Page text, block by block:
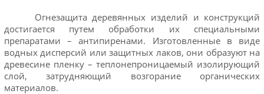
Огнезащита деревянных изделий и конструкций
достигается путем обработки их специальными
препаратами – антипиренами. Изготовленные в виде
водных дисперсий или защитных лаков, они образуют на
древесине пленку – теплонепроницаемый изолирующий
слой, затрудняющий возгорание органических
материалов.